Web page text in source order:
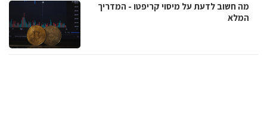
מה חשוב לדעת על מיסוי קריפטו - המדריך
המלא